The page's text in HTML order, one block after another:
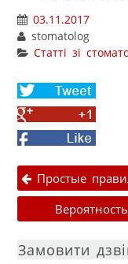
03.11.2017
stomatolog
Статті зі
Share
on
Twitter
Share
on
Google+
Facebook
Простые
Замовити